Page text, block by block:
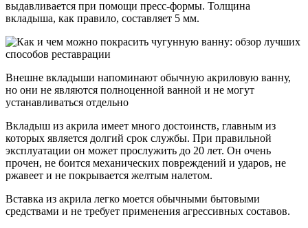
выдавливается при помощи пресс-формы. Толщина
вкладыша, как правило, составляет 5 мм.
Внешне вкладыши напоминают обычную акриловую ванну,
но они не являются полноценной ванной и не могут
устанавливаться отдельно
Вкладыш из акрила имеет много достоинств, главным из
которых является долгий срок службы. При правильной
эксплуатации он может прослужить до 20 лет. Он очень
прочен, не боится механических повреждений и ударов, не
ржавеет и не покрывается желтым налетом.
Вставка из акрила легко моется обычными бытовыми
средствами и не требует применения агрессивных составов.